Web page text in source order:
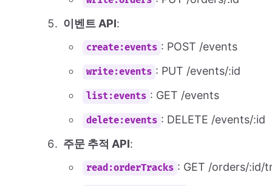
이벤트 API:
create:events : POST /events
write:events : PUT /events/:id
list:events : GET /events
delete:events : DELETE /events/:id
주문 추적 API:
read:orderTracks : GET /orders/:id/